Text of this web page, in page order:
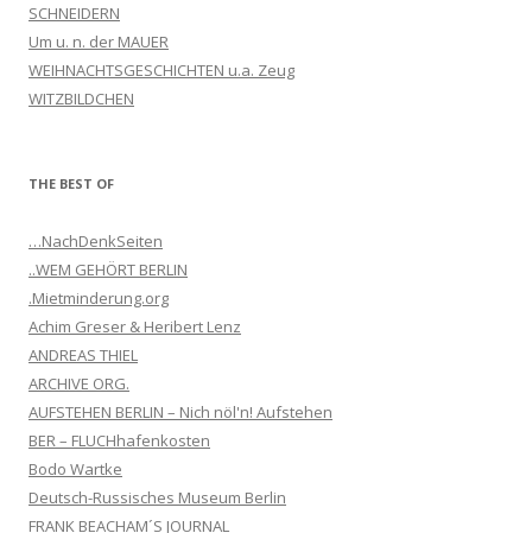
SCHNEIDERN
Um u. n. der MAUER
WEIHNACHTSGESCHICHTEN u.a. Zeug
WITZBILDCHEN
THE BEST OF
…NachDenkSeiten
..WEM GEHÖRT BERLIN
.Mietminderung.org
Achim Greser & Heribert Lenz
ANDREAS THIEL
ARCHIVE ORG.
AUFSTEHEN BERLIN – Nich nöl'n! Aufstehen
BER – FLUCHhafenkosten
Bodo Wartke
Deutsch-Russisches Museum Berlin
FRANK BEACHAM´S JOURNAL